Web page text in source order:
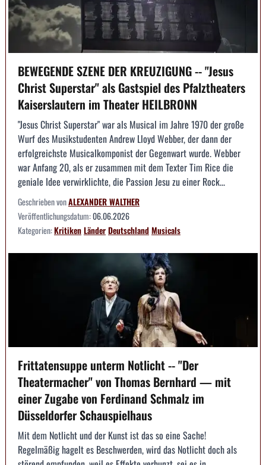
BEWEGENDE SZENE DER KREUZIGUNG -- "Jesus
Christ Superstar" als Gastspiel des Pfalztheaters
Kaiserslautern im Theater HEILBRONN
"Jesus Christ Superstar" war als Musical im Jahre 1970 der große
Wurf des Musikstudenten Andrew Lloyd Webber, der dann der
erfolgreichste Musicalkomponist der Gegenwart wurde. Webber
war Anfang 20, als er zusammen mit dem Texter Tim Rice die
geniale Idee verwirklichte, die Passion Jesu zu einer Rock...
Geschrieben vonALEXANDER WALTHER
Veröffentlichungsdatum:06.06.2026
Kategorien:KritikenLänderDeutschlandMusicals
Frittatensuppe unterm Notlicht -- "Der
Theatermacher" von Thomas Bernhard — mit
einer Zugabe von Ferdinand Schmalz im
Düsseldorfer Schauspielhaus
Mit dem Notlicht und der Kunst ist das so eine Sache!
Regelmäßig hagelt es Beschwerden, wird das Notlicht doch als